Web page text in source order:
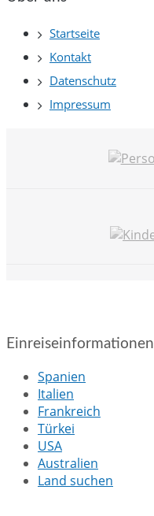
Startseite
Kontakt
Datenschutz
Impressum
Einreiseinformationen
Spanien
Italien
Frankreich
Türkei
USA
Australien
Land suchen